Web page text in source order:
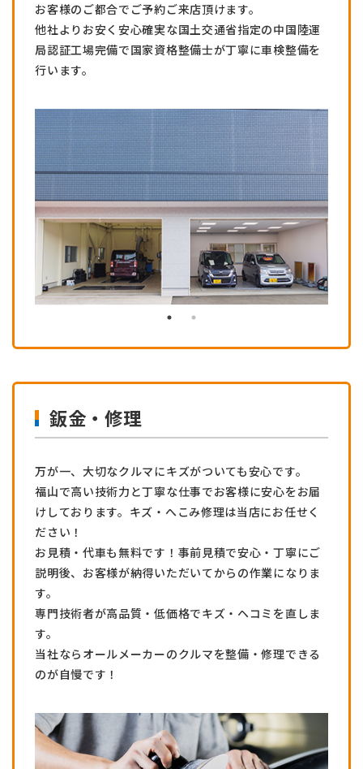
お客様のご都合でご予約ご来店頂けます。
他社よりお安く安心確実な国土交通省指定の中国陸運
局認証工場完備で国家資格整備士が丁寧に車検整備を
行います。
鈑金・修理
万が一、大切なクルマにキズがついても安心です。
福山で高い技術力と丁寧な仕事でお客様に安心をお届
けしております。キズ・へこみ修理は当店にお任せく
ださい！
お見積・代車も無料です！事前見積で安心・丁寧にご
説明後、お客様が納得いただいてからの作業になりま
す。
専門技術者が高品質・低価格でキズ・ヘコミを直しま
す。
当社ならオールメーカーのクルマを整備・修理できる
のが自慢です！